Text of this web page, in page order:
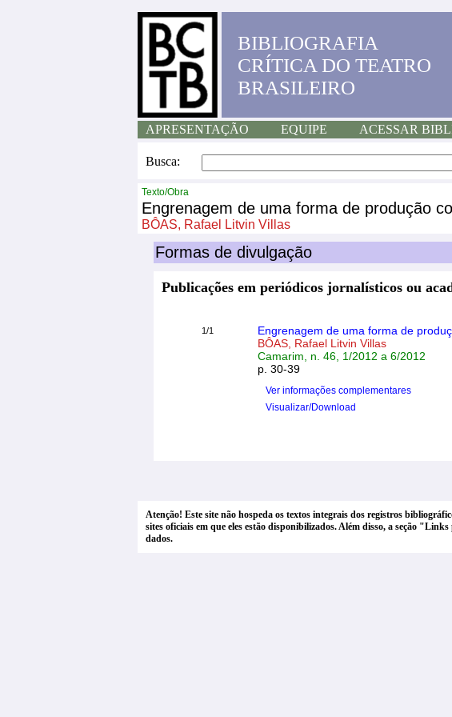
BIBLIOGRAFIA
CRÍTICA DO TEATRO
BRASILEIRO
APRESENTAÇÃO EQUIPE ACESSAR
Busca:
Texto/Obra
Engrenagem de uma forma de produção
BÔAS, Rafael Litvin Villas
Formas de divulgação
Publicações em periódicos jornalísticos ou
1/1
Engrenagem de uma forma de
BÔAS, Rafael Litvin Villas
Camarim, n. 46, 1/2012 a 6/2012
p. 30-39
Ver informações complementares
Visualizar/Download
Atenção! Este site não hospeda os textos integrais dos registros
sites oficiais em que eles estão disponibilizados. Além disso, a seção
dados.